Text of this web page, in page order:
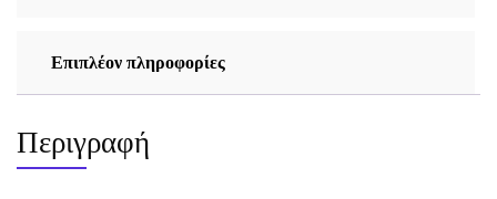
Επιπλέον πληροφορίες
Περιγραφή